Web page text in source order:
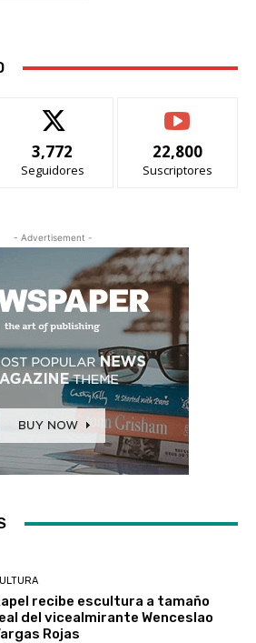
3,772
Seguidores
22,800
Suscriptores
- Advertisement -
recibe escultura a tamaño
del vicealmirante Wenceslao
Rojas